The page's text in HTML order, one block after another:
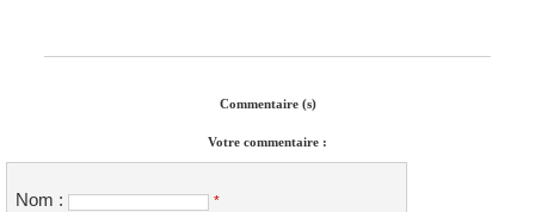
Commentaire (s)
Votre commentaire :
Nom : *